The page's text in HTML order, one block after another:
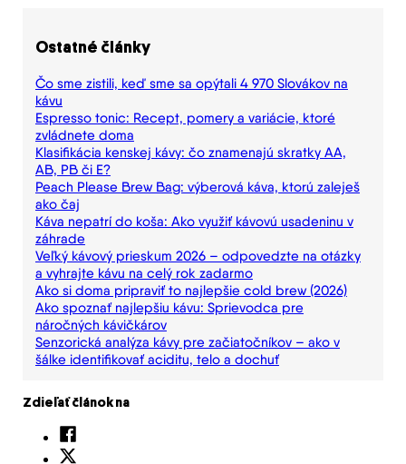
Ostatné články
Čo sme zistili, keď sme sa opýtali 4 970 Slovákov na
kávu
Espresso tonic: Recept, pomery a variácie, ktoré
zvládnete doma
Klasifikácia kenskej kávy: čo znamenajú skratky AA,
AB, PB či E?
Peach Please Brew Bag: výberová káva, ktorú zaleješ
ako čaj
Káva nepatrí do koša: Ako využiť kávovú usadeninu v
záhrade
Veľký kávový prieskum 2026 – odpovedzte na otázky
a vyhrajte kávu na celý rok zadarmo
Ako si doma pripraviť to najlepšie cold brew (2026)
Ako spoznať najlepšiu kávu: Sprievodca pre
náročných kávičkárov
Senzorická analýza kávy pre začiatočníkov – ako v
šálke identifikovať aciditu, telo a dochuť
Zdieľať článok na